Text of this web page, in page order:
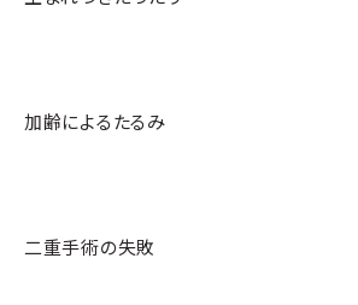
加齢によるたるみ
二重手術の失敗